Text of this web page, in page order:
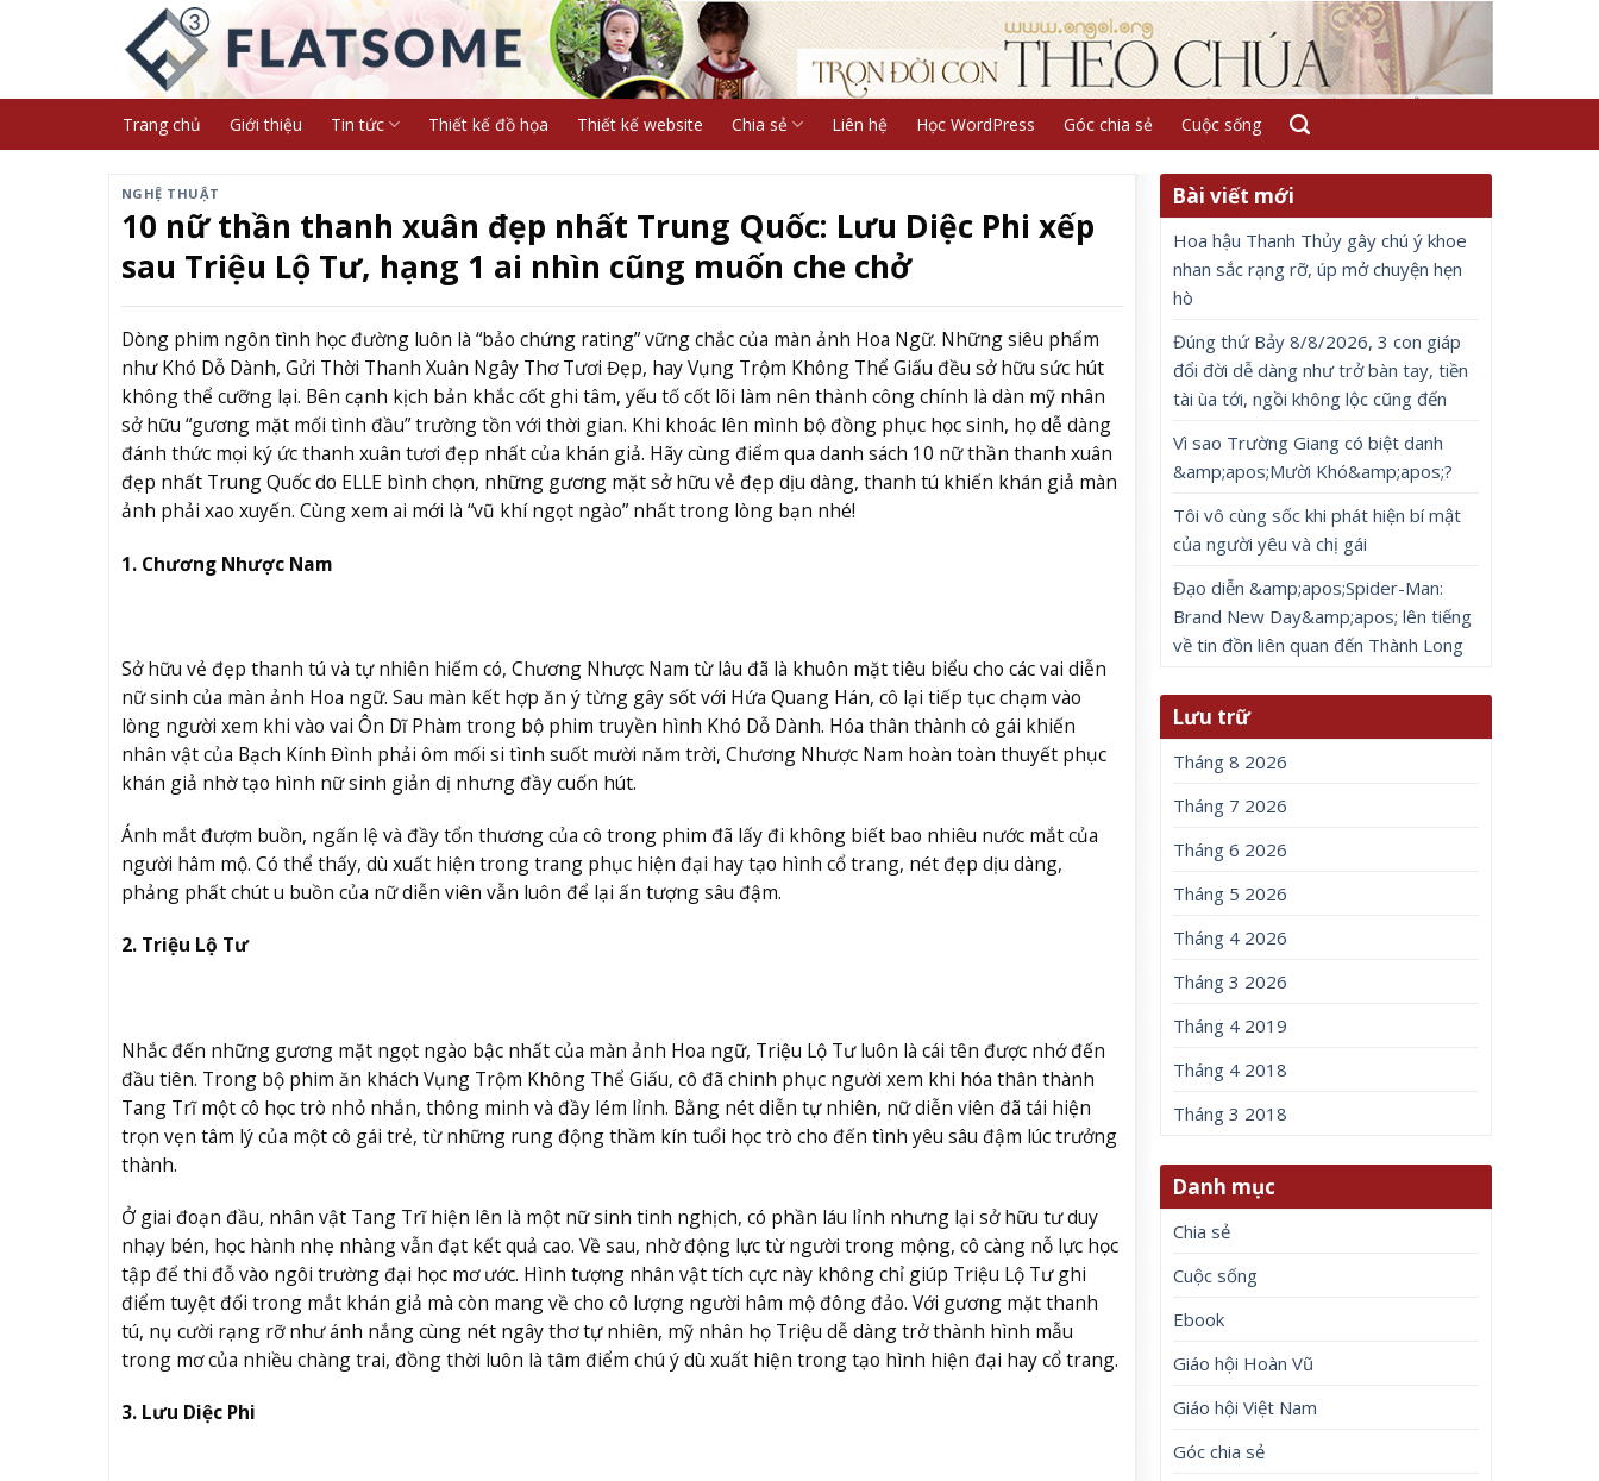
Trang chủ Giới thiệu Tin tức Thiết kế đồ họa Thiết kế website Chia sẻ Liên hệ Học WordPress Góc chia sẻ Cuộc sống
NGHỆ THUẬT
10 nữ thần thanh xuân đẹp nhất Trung Quốc: Lưu Diệc Phi xếp
sau Triệu Lộ Tư, hạng 1 ai nhìn cũng muốn che chở
Dòng phim ngôn tình học đường luôn là “bảo chứng rating” vững chắc của màn ảnh Hoa Ngữ. Những siêu phẩm
như Khó Dỗ Dành, Gửi Thời Thanh Xuân Ngây Thơ Tươi Đẹp, hay Vụng Trộm Không Thể Giấu đều sở hữu sức hút
không thể cưỡng lại. Bên cạnh kịch bản khắc cốt ghi tâm, yếu tố cốt lõi làm nên thành công chính là dàn mỹ nhân
sở hữu “gương mặt mối tình đầu” trường tồn với thời gian. Khi khoác lên mình bộ đồng phục học sinh, họ dễ dàng
đánh thức mọi ký ức thanh xuân tươi đẹp nhất của khán giả. Hãy cùng điểm qua danh sách 10 nữ thần thanh xuân
đẹp nhất Trung Quốc do ELLE bình chọn, những gương mặt sở hữu vẻ đẹp dịu dàng, thanh tú khiến khán giả màn
ảnh phải xao xuyến. Cùng xem ai mới là “vũ khí ngọt ngào” nhất trong lòng bạn nhé!
1. Chương Nhược Nam
Sở hữu vẻ đẹp thanh tú và tự nhiên hiếm có, Chương Nhược Nam từ lâu đã là khuôn mặt tiêu biểu cho các vai diễn
nữ sinh của màn ảnh Hoa ngữ. Sau màn kết hợp ăn ý từng gây sốt với Hứa Quang Hán, cô lại tiếp tục chạm vào
lòng người xem khi vào vai Ôn Dĩ Phàm trong bộ phim truyền hình Khó Dỗ Dành. Hóa thân thành cô gái khiến
nhân vật của Bạch Kính Đình phải ôm mối si tình suốt mười năm trời, Chương Nhược Nam hoàn toàn thuyết phục
khán giả nhờ tạo hình nữ sinh giản dị nhưng đầy cuốn hút.
Ánh mắt đượm buồn, ngấn lệ và đầy tổn thương của cô trong phim đã lấy đi không biết bao nhiêu nước mắt của
người hâm mộ. Có thể thấy, dù xuất hiện trong trang phục hiện đại hay tạo hình cổ trang, nét đẹp dịu dàng,
phảng phất chút u buồn của nữ diễn viên vẫn luôn để lại ấn tượng sâu đậm.
2. Triệu Lộ Tư
Nhắc đến những gương mặt ngọt ngào bậc nhất của màn ảnh Hoa ngữ, Triệu Lộ Tư luôn là cái tên được nhớ đến
đầu tiên. Trong bộ phim ăn khách Vụng Trộm Không Thể Giấu, cô đã chinh phục người xem khi hóa thân thành
Tang Trĩ một cô học trò nhỏ nhắn, thông minh và đầy lém lỉnh. Bằng nét diễn tự nhiên, nữ diễn viên đã tái hiện
trọn vẹn tâm lý của một cô gái trẻ, từ những rung động thầm kín tuổi học trò cho đến tình yêu sâu đậm lúc trưởng
thành.
Ở giai đoạn đầu, nhân vật Tang Trĩ hiện lên là một nữ sinh tinh nghịch, có phần láu lỉnh nhưng lại sở hữu tư duy
nhạy bén, học hành nhẹ nhàng vẫn đạt kết quả cao. Về sau, nhờ động lực từ người trong mộng, cô càng nỗ lực học
tập để thi đỗ vào ngôi trường đại học mơ ước. Hình tượng nhân vật tích cực này không chỉ giúp Triệu Lộ Tư ghi
điểm tuyệt đối trong mắt khán giả mà còn mang về cho cô lượng người hâm mộ đông đảo. Với gương mặt thanh
tú, nụ cười rạng rỡ như ánh nắng cùng nét ngây thơ tự nhiên, mỹ nhân họ Triệu dễ dàng trở thành hình mẫu
trong mơ của nhiều chàng trai, đồng thời luôn là tâm điểm chú ý dù xuất hiện trong tạo hình hiện đại hay cổ trang.
3. Lưu Diệc Phi
Bài viết mới
Hoa hậu Thanh Thủy gây chú ý khoe
nhan sắc rạng rỡ, úp mở chuyện hẹn
hò
Đúng thứ Bảy 8/8/2026, 3 con giáp
đổi đời dễ dàng như trở bàn tay, tiền
tài ùa tới, ngồi không lộc cũng đến
Vì sao Trường Giang có biệt danh
&amp;apos;Mười Khó&amp;apos;?
Tôi vô cùng sốc khi phát hiện bí mật
của người yêu và chị gái
Đạo diễn &amp;apos;Spider-Man:
Brand New Day&amp;apos; lên tiếng
về tin đồn liên quan đến Thành Long
Lưu trữ
Tháng 8 2026
Tháng 7 2026
Tháng 6 2026
Tháng 5 2026
Tháng 4 2026
Tháng 3 2026
Tháng 4 2019
Tháng 4 2018
Tháng 3 2018
Danh mục
Chia sẻ
Cuộc sống
Ebook
Giáo hội Hoàn Vũ
Giáo hội Việt Nam
Góc chia sẻ